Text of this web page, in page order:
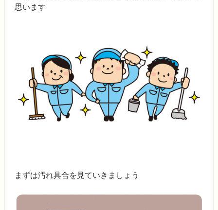
思います
まずは汚れ具合を見ていきましょう